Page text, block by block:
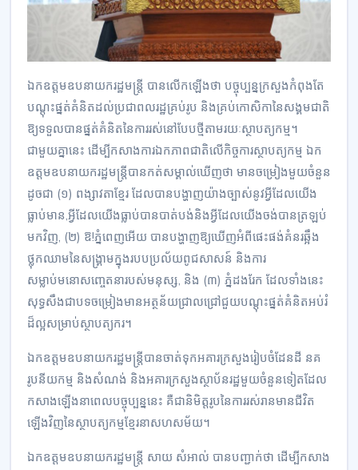
ឯកឧត្តមឧបនាយករដ្ឋមន្ត្រី បានលើកឡើងថា បច្ចុប្បន្នក្រសួងកំពុងតែ
បណ្ដុះផ្នត់គំនិតដល់ប្រជាពលរដ្ឋគ្រប់រូប និងគ្រប់កោសិកានៃសង្គមជាតិ
ឱ្យទទួលបានផ្នត់គំនិតនៃការរស់នៅបែបថ្មីតាមរយៈស្ថាបត្យកម្ម។
ជាមួយគ្នានេះ ដើម្បីកសាងការឯកភាពជាតិលើកិច្ចការស្ថាបត្យកម្ម ឯក
ឧត្តមឧបនាយករដ្ឋមន្ត្រីបានកត់សម្គាល់ឃើញថា មានចម្រៀងមួយចំនួន
ដូចជា (១) ពង្សាវតាខ្មែរ ដែលបានបង្ហាញយ៉ាងច្បាស់នូវអ្វីដែលយើង
ធ្លាប់មាន,អ្វីដែលយើងធ្លាប់បានបាត់បង់និងអ្វីដែលយើងចង់បានត្រឡប់
មកវិញ, (២) ឱ!ភ្នំពេញអើយ បានបង្ហាញឱ្យឃើញអំពីផេះផង់គំនរឆ្អឹង
ថ្លុកឈាមនៃសង្គ្រាមក្នុងរបបប្រល័យពូជសាសន៍ និងការ
សម្លាប់មនោសញ្ចេតនារបស់មនុស្ស, និង (៣) ភ្នំដងរែក ដែលទាំងនេះ
សុទ្ធសឹងជាបទចម្រៀងមានអត្ថន័យជ្រាលជ្រៅជួយបណ្ដុះផ្នត់គំនិតអប់រំ
ដ៏ល្អសម្រាប់ស្ថាបត្យករ។
ឯកឧត្តមឧបនាយករដ្ឋមន្ត្រីបានចាត់ទុកអគារក្រសួងរៀបចំដែនដី នគ
រូបនីយកម្ម និងសំណង់ និងអគារក្រសួងស្ថាប័នរដ្ឋមួយចំនួនទៀតដែល
កសាងឡើងនាពេលបច្ចុប្បន្ននេះ គឺជានិមិត្តរូបនៃការរស់រានមានជីវិត
ឡើងវិញនៃស្ថាបត្យកម្មខ្មែរនាសហសម័យ។
ឯកឧត្តមឧបនាយករដ្ឋមន្ត្រី សាយ សំអាល់ បានបញ្ជាក់ថា ដើម្បីកសាង